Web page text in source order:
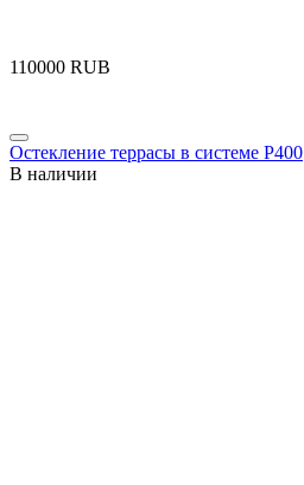
‍110000‍ RUB
Остекление террасы в системе Р400
В наличии